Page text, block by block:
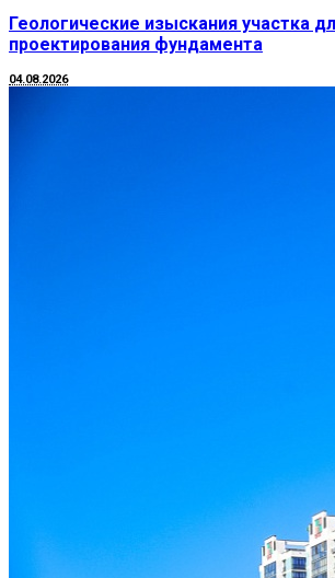
Геологические изыскания участка
проектирования фундамента
04.08.2026